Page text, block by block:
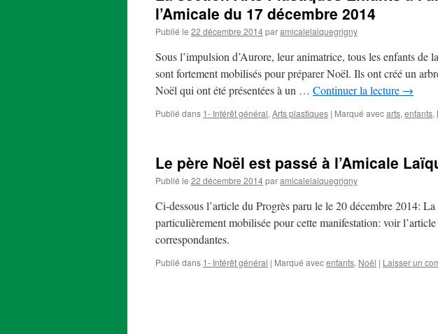
l’Amicale du 17 décembre 2014
Publié le 22 décembre 2014paramicalelaiquegrigny
Sous l’impulsion d’Aurore, leur animatrice, tous les enfants de
sont fortement mobilisés pour préparer Noël. Ils ont créé un
Noël qui ont été présentées à un … Continuer la lecture →
Publié dans 1- Intérêt général, Arts plastiques | Marqué avecarts, enfants,
Le père Noël est passé à l’Amicale
Publié le 22 décembre 2014paramicalelaiquegrigny
Ci-dessous l’article du Progrès paru le le 20 décembre 2014:
particulièrement mobilisée pour cette manifestation: voir
correspondantes.
Publié dans 1- Intérêt général | Marqué avecenfants, Noël | Laisser un